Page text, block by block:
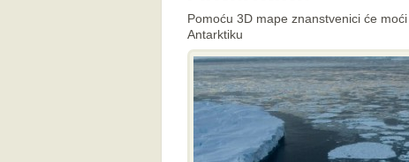
Pomoću 3D mape znanstvenici će
Antarktiku